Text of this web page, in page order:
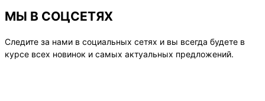
МЫ В СОЦСЕТЯХ
Следите за нами в социальных сетях и вы всегда будете в
курсе всех новинок и самых актуальных предложений.